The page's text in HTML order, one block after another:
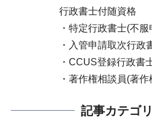
行政書士付随資格
・特定行政書士(不
・入管申請取次行政
・CCUS登録行政書
・著作権相談員(著作
記事カテゴ